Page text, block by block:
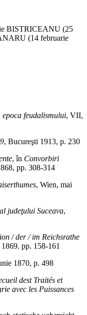
BISTRICEANU (25
(14 februarie
epoca feudalismului, VII,
, Bucureşti 1913, p. 230
, în Convorbiri
pp. 308-314
, Wien, mai
judeţului Suceava,
/ der / im Reichsrathe
pp. 158-161
1870, p. 498
dest Traités et
avec les Puissances